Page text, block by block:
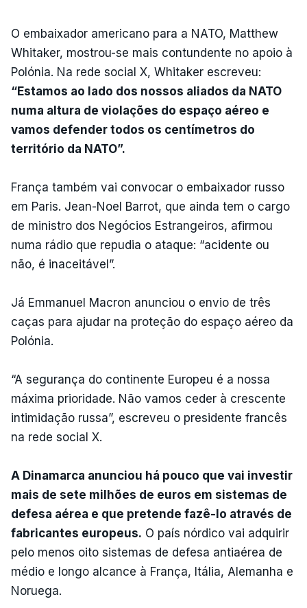
O embaixador americano para a NATO, Matthew
Whitaker, mostrou-se mais contundente no apoio à
Polónia. Na rede social X, Whitaker escreveu:
“Estamos ao lado dos nossos aliados da NATO
numa altura de violações do espaço aéreo e
vamos defender todos os centímetros do
território da NATO”.
França também vai convocar o embaixador russo
em Paris. Jean-Noel Barrot, que ainda tem o cargo
de ministro dos Negócios Estrangeiros, afirmou
numa rádio que repudia o ataque: “acidente ou
não, é inaceitável”.
Já Emmanuel Macron anunciou o envio de três
caças para ajudar na proteção do espaço aéreo da
Polónia.
“A segurança do continente Europeu é a nossa
máxima prioridade. Não vamos ceder à crescente
intimidação russa”, escreveu o presidente francês
na rede social X.
A Dinamarca anunciou há pouco que vai investir
mais de sete milhões de euros em sistemas de
defesa aérea e que pretende fazê-lo através de
fabricantes europeus. O país nórdico vai adquirir
pelo menos oito sistemas de defesa antiaérea de
médio e longo alcance à França, Itália, Alemanha e
Noruega.